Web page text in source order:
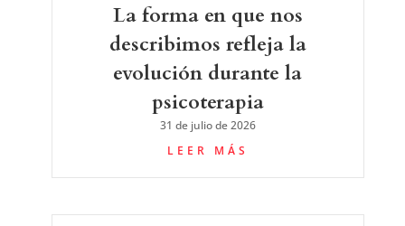
La forma en que nos
describimos refleja la
evolución durante la
psicoterapia
31 de julio de 2026
LEER MÁS